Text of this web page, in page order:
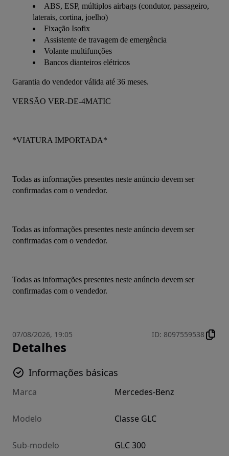
ABS, ESP, múltiplos airbags (condutor, passageiro,
laterais, cortina, joelho)
Fixação Isofix
Assistente de travagem de emergência
Volante multifunções
Bancos dianteiros elétricos
Garantia do vendedor válida até 36 meses.
VERSÃO VER-DE-4MATIC
*VIATURA IMPORTADA*
Todas as informações presentes neste anúncio devem ser
confirmadas com o vendedor.
Todas as informações presentes neste anúncio devem ser
confirmadas com o vendedor.
Todas as informações presentes neste anúncio devem ser
confirmadas com o vendedor.
07/08/2026, 19:05 ID: 8097559538
Detalhes
Informações básicas
Marca Mercedes-Benz
Modelo Classe GLC
Sub-modelo GLC 300